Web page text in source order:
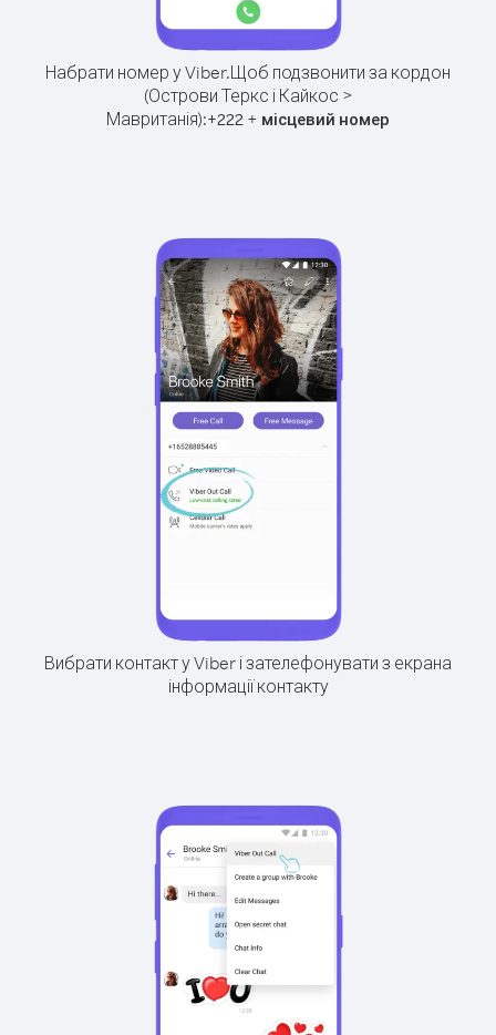
Набрати номер у Viber.Щоб подзвонити за кордон
(Острови Теркс і Кайкос >
Мавританія):+222 + місцевий номер
Вибрати контакт у Viber і зателефонувати з екрана
інформації контакту